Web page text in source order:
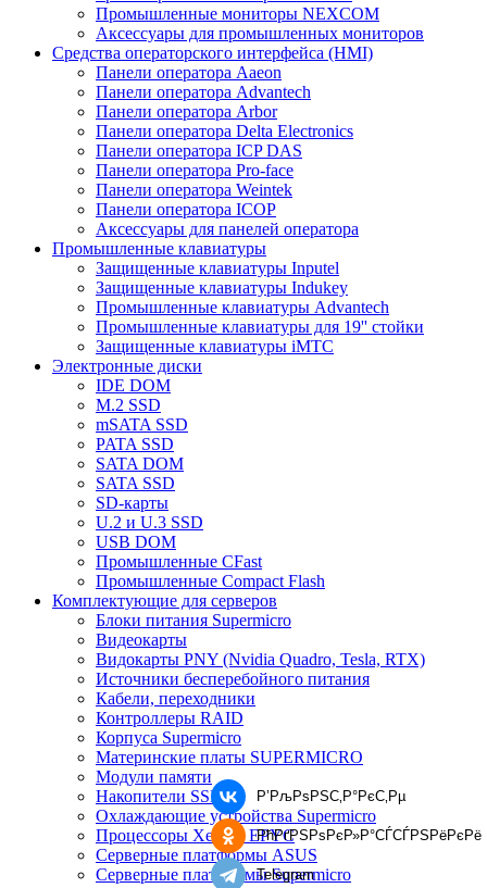
Промышленные мониторы NEXCOM
Аксессуары для промышленных мониторов
Средства операторского интерфейса (HMI)
Панели оператора Aaeon
Панели оператора Advantech
Панели оператора Arbor
Панели оператора Delta Electronics
Панели оператора ICP DAS
Панели оператора Pro-face
Панели оператора Weintek
Панели оператора ICOP
Аксессуары для панелей оператора
Промышленные клавиатуры
Защищенные клавиатуры Inputel
Защищенные клавиатуры Indukey
Промышленные клавиатуры Advantech
Промышленные клавиатуры для 19'' стойки
Защищенные клавиатуры iMTC
Электронные диски
IDE DOM
M.2 SSD
mSATA SSD
PATA SSD
SATA DOM
SATA SSD
SD-карты
U.2 и U.3 SSD
USB DOM
Промышленные CFast
Промышленные Compact Flash
Комплектующие для серверов
Блоки питания Supermicro
Видеокарты
Видокарты PNY (Nvidia Quadro, Tesla, RTX)
Источники бесперебойного питания
Кабели, переходники
Контроллеры RAID
Корпуса Supermicro
Материнские платы SUPERMICRO
Модули памяти
Накопители SSD
Охлаждающие устройства Supermicro
Процессоры Xeon и EPYC
Серверные платформы ASUS
Серверные платформы Supermicro
Р’РљРѕРЅС‚Р°РєС‚Рµ
РћРґРЅРѕРєР»Р°СЃСЃРЅРёРєРё
Telegram